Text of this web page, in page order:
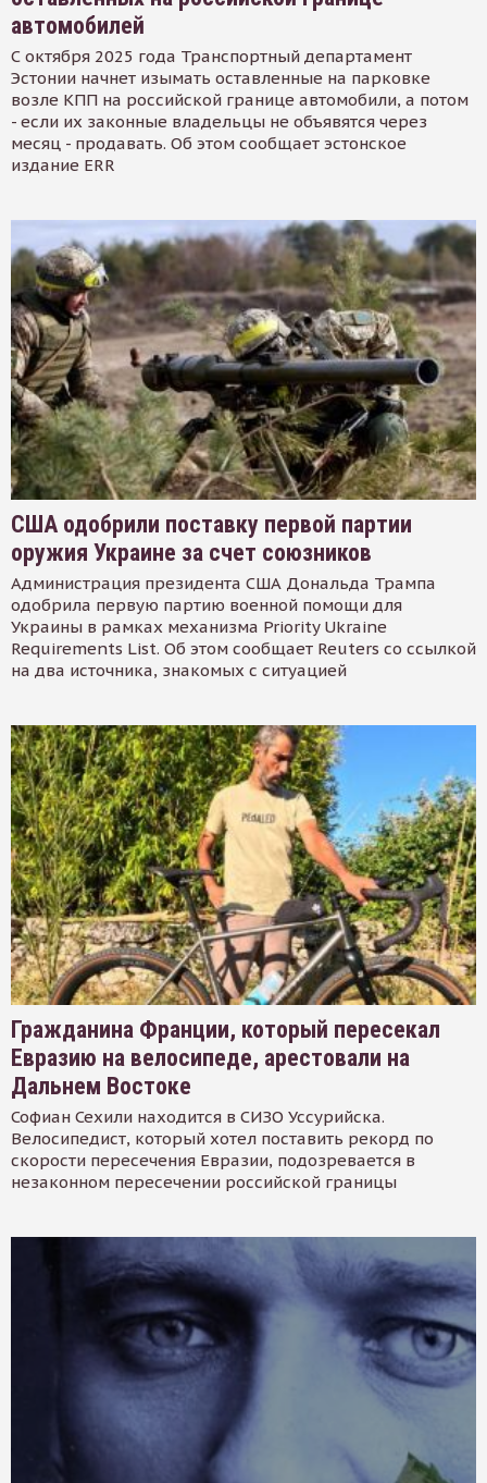
автомобилей
С октября 2025 года Транспортный департамент
Эстонии начнет изымать оставленные на парковке
возле КПП на российской границе автомобили, а потом
- если их законные владельцы не объявятся через
месяц - продавать. Об этом сообщает эстонское
издание ERR
США одобрили поставку первой партии
оружия Украине за счет союзников
Администрация президента США Дональда Трампа
одобрила первую партию военной помощи для
Украины в рамках механизма Priority Ukraine
Requirements List. Об этом сообщает Reuters со ссылкой
на два источника, знакомых с ситуацией
Гражданина Франции, который пересекал
Евразию на велосипеде, арестовали на
Дальнем Востоке
Софиан Сехили находится в СИЗО Уссурийска.
Велосипедист, который хотел поставить рекорд по
скорости пересечения Евразии, подозревается в
незаконном пересечении российской границы